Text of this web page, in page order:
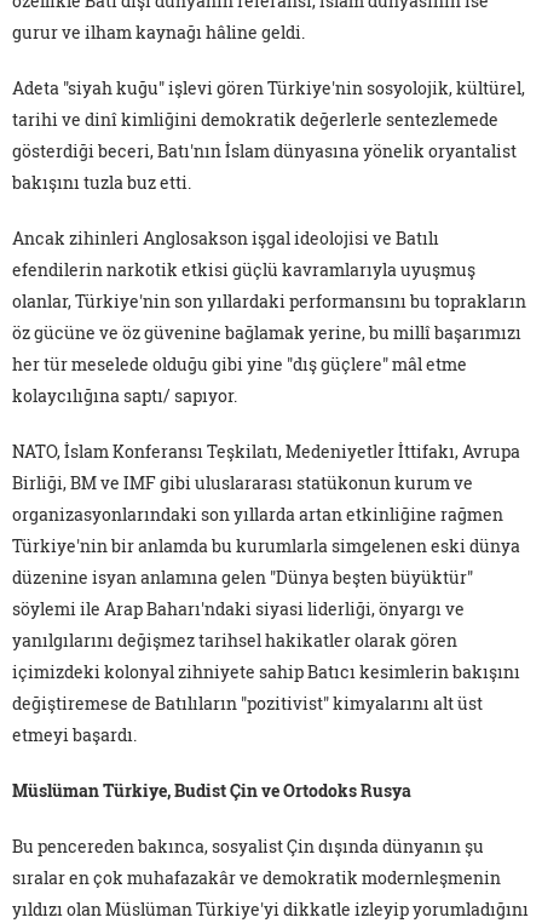
gurur ve ilham kaynağı hâline geldi.
Adeta "siyah kuğu" işlevi gören Türkiye'nin sosyolojik, kültürel,
tarihi ve dinî kimliğini demokratik değerlerle sentezlemede
gösterdiği beceri, Batı'nın İslam dünyasına yönelik oryantalist
bakışını tuzla buz etti.
Ancak zihinleri Anglosakson işgal ideolojisi ve Batılı
efendilerin narkotik etkisi güçlü kavramlarıyla uyuşmuş
olanlar, Türkiye'nin son yıllardaki performansını bu toprakların
öz gücüne ve öz güvenine bağlamak yerine, bu millî başarımızı
her tür meselede olduğu gibi yine "dış güçlere" mâl etme
kolaycılığına saptı/ sapıyor.
NATO, İslam Konferansı Teşkilatı, Medeniyetler İttifakı, Avrupa
Birliği, BM ve IMF gibi uluslararası statükonun kurum ve
organizasyonlarındaki son yıllarda artan etkinliğine rağmen
Türkiye'nin bir anlamda bu kurumlarla simgelenen eski dünya
düzenine isyan anlamına gelen "Dünya beşten büyüktür"
söylemi ile Arap Baharı'ndaki siyasi liderliği, önyargı ve
yanılgılarını değişmez tarihsel hakikatler olarak gören
içimizdeki kolonyal zihniyete sahip Batıcı kesimlerin bakışını
değiştiremese de Batılıların "pozitivist" kimyalarını alt üst
etmeyi başardı.
Müslüman Türkiye, Budist Çin ve Ortodoks Rusya
Bu pencereden bakınca, sosyalist Çin dışında dünyanın şu
sıralar en çok muhafazakâr ve demokratik modernleşmenin
yıldızı olan Müslüman Türkiye'yi dikkatle izleyip yorumladığını